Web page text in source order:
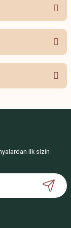
ilk sizin